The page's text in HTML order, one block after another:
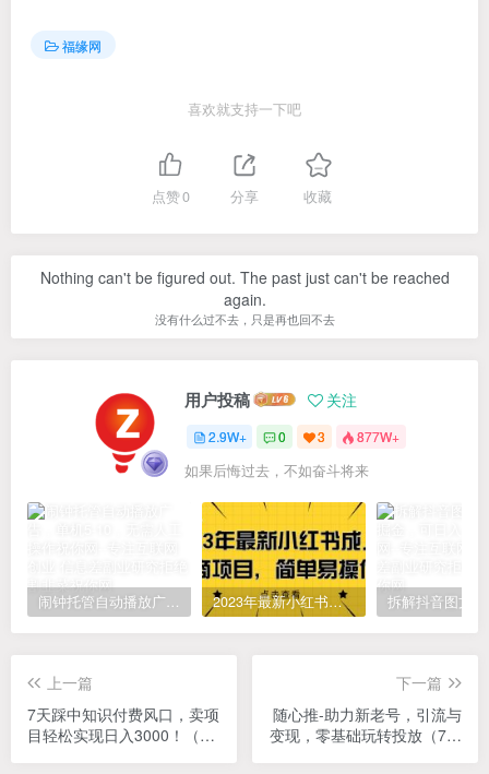
福缘网
喜欢就支持一下吧
点赞0 分享 收藏
Nothing can't be figured out. The past just can't be reached
again.
没有什么过不去，只是再也回不去
用户投稿 关注
2.9W+ 0 3 877W+
如果后悔过去，不如奋斗将来
闹钟托管自动播放广告，单机5-10，无需人工操作 2023年最新小红书成人电商项目，简单易操作【详细教程】
上一篇
7天踩中知识付费风口，卖项
目轻松实现日入3000！（10
下一篇
随心推-助力新老号，引流与
变现，零基础玩转投放（7节